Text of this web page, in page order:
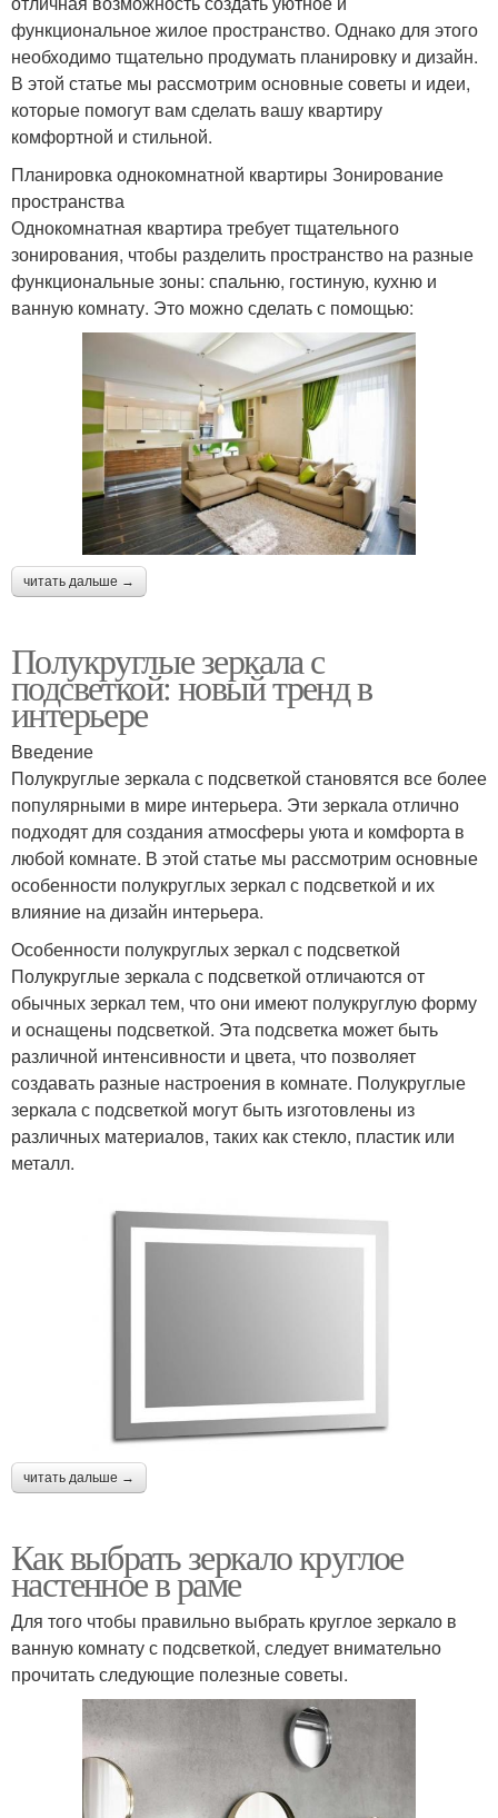
функциональное жилое пространство. Однако для этого
необходимо тщательно продумать планировку и дизайн.
В этой статье мы рассмотрим основные советы и идеи,
которые помогут вам сделать вашу квартиру
комфортной и стильной.
Планировка однокомнатной квартиры Зонирование
пространства
Однокомнатная квартира требует тщательного
зонирования, чтобы разделить пространство на разные
функциональные зоны: спальню, гостиную, кухню и
ванную комнату. Это можно сделать с помощью:
читать дальше →
Полукруглые зеркала с
подсветкой: новый тренд в
интерьере
Введение
Полукруглые зеркала с подсветкой становятся все более
популярными в мире интерьера. Эти зеркала отлично
подходят для создания атмосферы уюта и комфорта в
любой комнате. В этой статье мы рассмотрим основные
особенности полукруглых зеркал с подсветкой и их
влияние на дизайн интерьера.
Особенности полукруглых зеркал с подсветкой
Полукруглые зеркала с подсветкой отличаются от
обычных зеркал тем, что они имеют полукруглую форму
и оснащены подсветкой. Эта подсветка может быть
различной интенсивности и цвета, что позволяет
создавать разные настроения в комнате. Полукруглые
зеркала с подсветкой могут быть изготовлены из
различных материалов, таких как стекло, пластик или
металл.
читать дальше →
Как выбрать зеркало круглое
настенное в раме
Для того чтобы правильно выбрать круглое зеркало в
ванную комнату с подсветкой, следует внимательно
прочитать следующие полезные советы.